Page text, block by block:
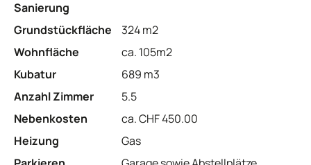
Sanierung
Grundstückfläche
324 m2
Wohnfläche
ca. 105m2
Kubatur
689 m3
Anzahl Zimmer
5.5
Nebenkosten
ca. CHF 450.00
Heizung
Gas